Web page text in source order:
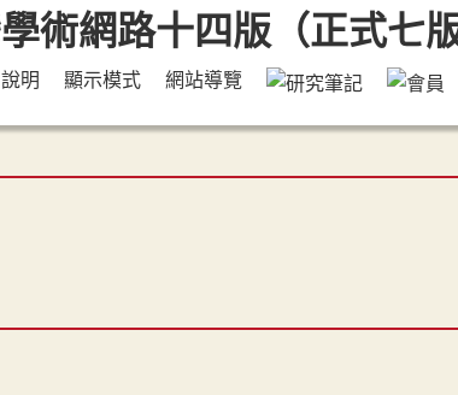
明 顯示模式 網站導覽